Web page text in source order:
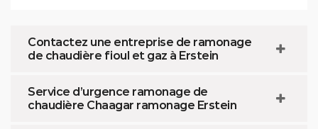
Contactez une entreprise de ramonage
de chaudière fioul et gaz à Erstein
Service d’urgence ramonage de
chaudière Chaagar ramonage Erstein